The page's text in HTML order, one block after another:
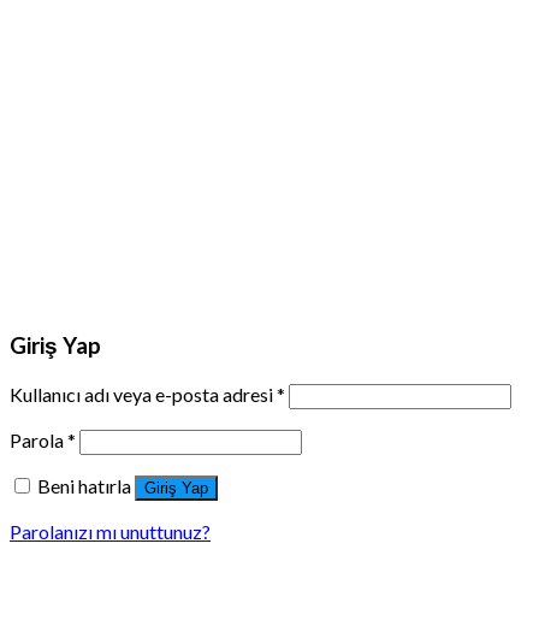
Giriş Yap
Kullanıcı adı veya e-posta adresi*
Parola*
Beni hatırla
Giriş Yap
Parolanızı mı unuttunuz?